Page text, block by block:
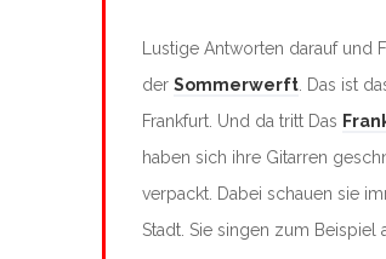
Lustige Antworten darauf
der Sommerwerft . Das ist
Frankfurt. Und da tritt Das
haben sich ihre Gitarren
verpackt. Dabei schauen sie
Stadt. Sie singen zum Beispiel